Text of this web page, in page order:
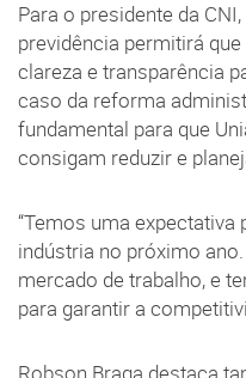
Para o presidente da
previdência permitirá
clareza e transparência
caso da reforma
fundamental para que
consigam reduzir e
“Temos uma
indústria no próximo
mercado de trabalho, e
para garantir a